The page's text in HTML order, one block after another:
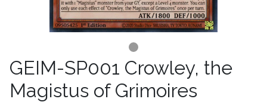
GEIM-SP001 Crowley, the
Magistus of Grimoires